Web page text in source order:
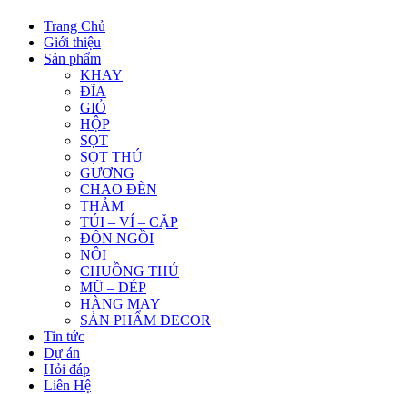
Trang Chủ
Giới thiệu
Sản phẩm
KHAY
ĐĨA
GIỎ
HỘP
SỌT
SỌT THÚ
GƯƠNG
CHAO ĐÈN
THẢM
TÚI – VÍ – CẶP
ĐÔN NGỒI
NÔI
CHUỒNG THÚ
MŨ – DÉP
HÀNG MAY
SẢN PHẨM DECOR
Tin tức
Dự án
Hỏi đáp
Liên Hệ